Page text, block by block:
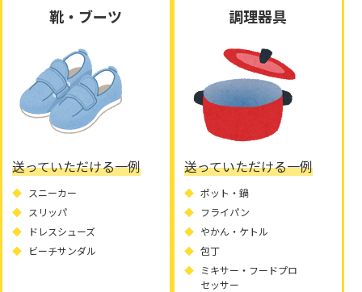
靴・ブーツ
送っていただける一例
スニーカー
スリッパ
ドレスシューズ
ビーチサンダル
調理器具
送っていただける一例
ポット・鍋
フライパン
やかん・ケトル
包丁
ミキサー・フードプロ
セッサー